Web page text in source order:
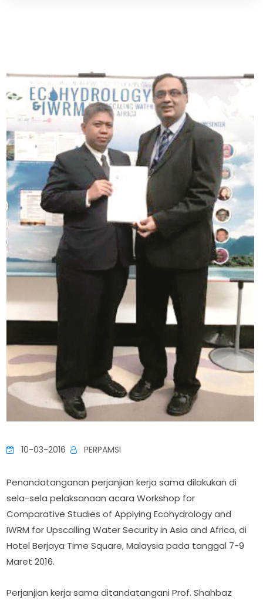
10-03-2016 PERPAMSI
Penandatanganan perjanjian kerja sama dilakukan di
sela-sela pelaksanaan acara Workshop for
Comparative Studies of Applying Ecohydrology and
IWRM for Upscalling Water Security in Asia and Africa, di
Hotel Berjaya Time Square, Malaysia pada tanggal 7-9
Maret 2016.
Perjanjian kerja sama ditandatangani Prof. Shahbaz